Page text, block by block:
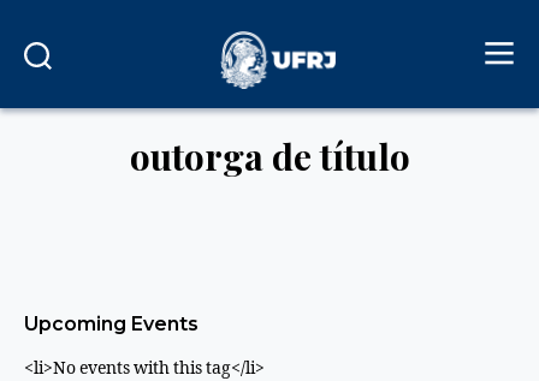
outorga de título
Upcoming Events
<li>No events with this tag</li>